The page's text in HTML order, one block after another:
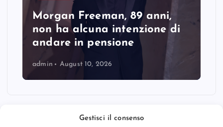
Gestisci il consenso
Morgan Freeman, 89 anni,
non ha alcuna intenzione di
andare in pensione
admin August 10, 2026